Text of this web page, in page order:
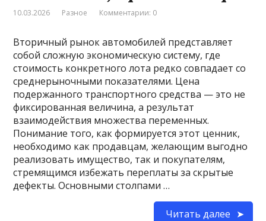
10.03.2026 Разное Комментарии: 0
Вторичный рынок автомобилей представляет
собой сложную экономическую систему, где
стоимость конкретного лота редко совпадает со
среднерыночными показателями. Цена
подержанного транспортного средства — это не
фиксированная величина, а результат
взаимодействия множества переменных.
Понимание того, как формируется этот ценник,
необходимо как продавцам, желающим выгодно
реализовать имущество, так и покупателям,
стремящимся избежать переплаты за скрытые
дефекты. Основными столпами …
Читать далее